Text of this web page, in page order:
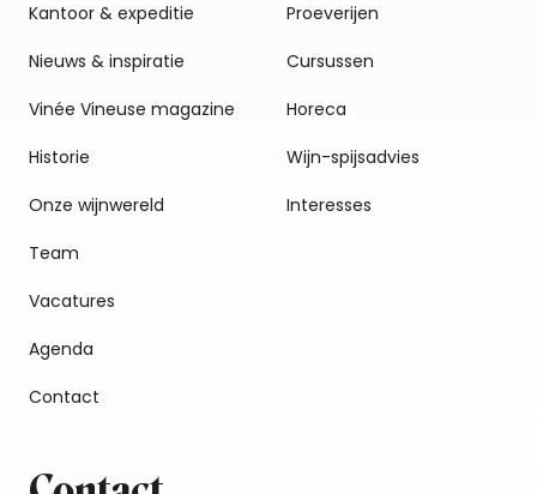
Kantoor & expeditie
Nieuws & inspiratie
Vinée Vineuse magazine
Historie
Onze wijnwereld
Team
Vacatures
Agenda
Contact
Proeverijen
Cursussen
Horeca
Wijn-spijsadvies
Interesses